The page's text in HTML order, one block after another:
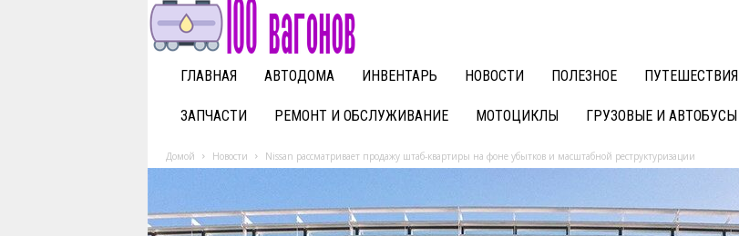
n
o
ГЛАВНАЯ АВТОДОМА ИНВЕНТАРЬ НОВОСТИ ПОЛЕЗНОЕ ПУТЕШЕСТВИЯ
ЗАПЧАСТИ РЕМОНТ И ОБСЛУЖИВАНИЕ МОТОЦИКЛЫ ГРУЗОВЫЕ И АВТОБУСЫ
Домой Новости Nissan рассматривает продажу штаб-квартиры на фоне убытков и масштабной реструктуризации